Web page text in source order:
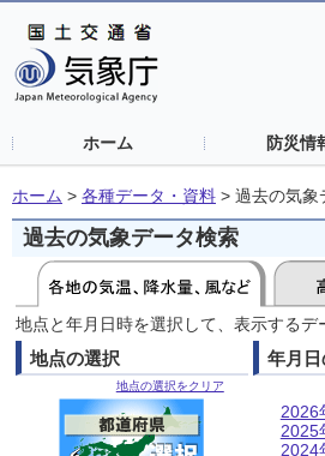
ホーム 防災情
ホーム > 各種データ・資料 > 過去の気象
過去の気象データ検索
地点と年月日時を選択して、表示する
地点の選択
地点の選択をクリア
年月
2026
2025
2024